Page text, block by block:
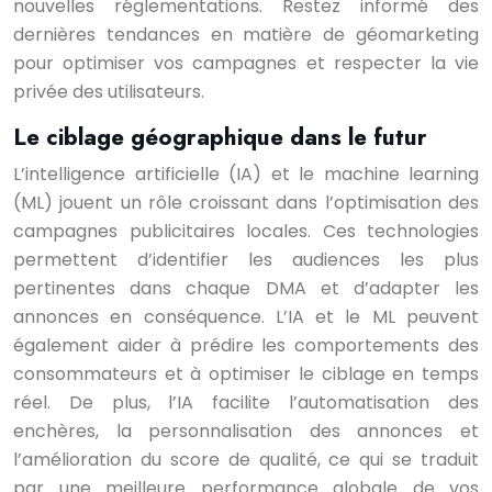
nouvelles réglementations. Restez informé des
dernières tendances en matière de géomarketing
pour optimiser vos campagnes et respecter la vie
privée des utilisateurs.
Le ciblage géographique dans le futur
L’intelligence artificielle (IA) et le machine learning
(ML) jouent un rôle croissant dans l’optimisation des
campagnes publicitaires locales. Ces technologies
permettent d’identifier les audiences les plus
pertinentes dans chaque DMA et d’adapter les
annonces en conséquence. L’IA et le ML peuvent
également aider à prédire les comportements des
consommateurs et à optimiser le ciblage en temps
réel. De plus, l’IA facilite l’automatisation des
enchères, la personnalisation des annonces et
l’amélioration du score de qualité, ce qui se traduit